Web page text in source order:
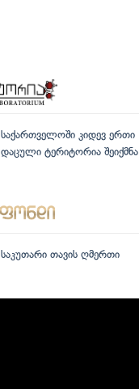
საქართველოში კიდევ ერთი
დაცული ტერიტორია შეიქმნა
საკუთარი თავის ღმერთი